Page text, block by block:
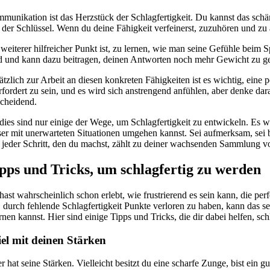
ist das Herzstück der Schlagfertigkeit. Du kannst das
Schlüssel. Wenn du deine Fähigkeit verfeinerst, zuzuhören und
hilfreicher Punkt ist, zu lernen, wie man seine Gefühle beim
und kann dazu beitragen, deinen Antworten noch mehr Gewicht zu
zur Arbeit an diesen konkreten Fähigkeiten ist es wichtig,
zu sein, und es wird sich anstrengend anfühlen, aber denke
sind nur einige der Wege, um Schlagfertigkeit zu entwickeln. Es
mit unerwarteten Situationen umgehen kannst. Sei aufmerksam,
Schritt, den du machst, zählt zu deiner wachsenden Sammlung
und Tricks, um schlagfertig zu werden
wahrscheinlich schon erlebt, wie frustrierend es sein kann, die
durch fehlende Schlagfertigkeit Punkte verloren zu haben, kann das
kannst. Hier sind einige Tipps und Tricks, die dir dabei helfen,
mit deinen Stärken
hat seine Stärken. Vielleicht besitzt du eine scharfe Zunge, bist ein